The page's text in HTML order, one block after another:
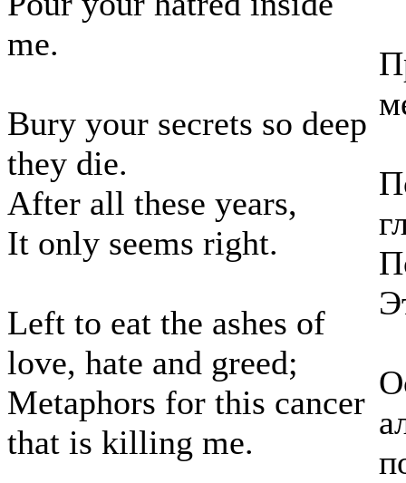
me.
Bury your secrets so deep
they die.
After all these years,
It only seems right.
Left to eat the ashes of
love, hate and greed;
Metaphors for this cancer
that is killing me.